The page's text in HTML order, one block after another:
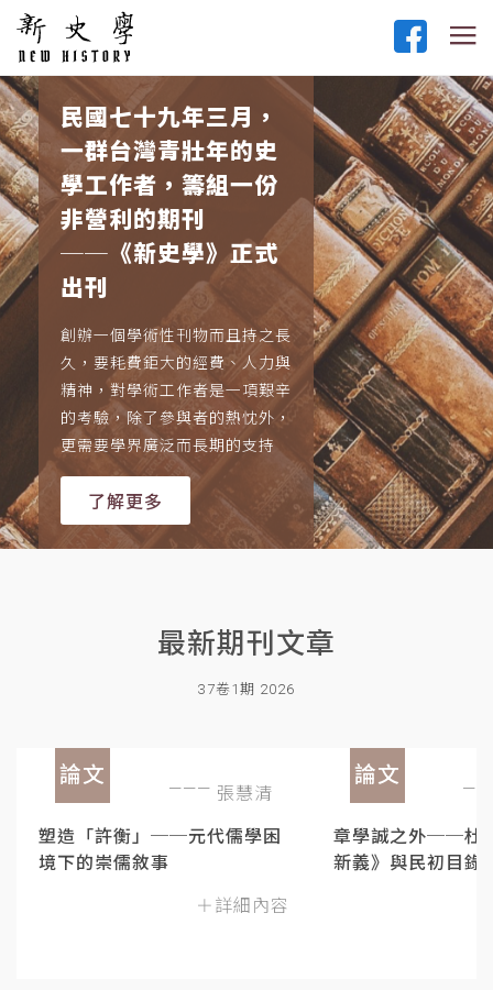
民國七十九年三月，
一群台灣青壯年的史
學工作者，籌組一份
非營利的期刊
──《新史學》正式
出刊
創辦一個學術性刊物而且持之長
久，要耗費鉅大的經費、人力與
精神，對學術工作者是一項艱辛
的考驗，除了參與者的熱忱外，
更需要學界廣泛而長期的支持
了解更多
最新期刊文章
37卷1期 2026
論文
張慧清
塑造「許衡」──元代儒學困
境下的崇儒敘事
＋詳細內容
論文
章學誠之外──杜
新義》與民初目錄